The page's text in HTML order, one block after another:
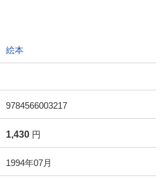
絵本
9784566003217
1,430円
1994年07月